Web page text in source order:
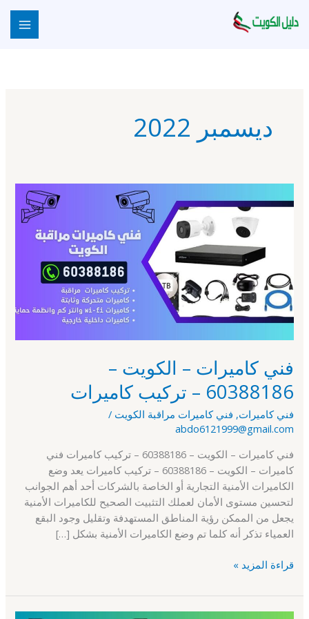
إلى
ديسمبر 2022
فني كاميرات – الكويت –
60388186 – تركيب كاميرات
فني كاميرات, فني كاميرات مراقبة الكويت /
abdo6121999@gmail.com
فني كاميرات – الكويت – 60388186 – تركيب كاميرات فني
كاميرات – الكويت – 60388186 – تركيب كاميرات يعد وضع
الكاميرات الأمنية التجارية أو الخاصة بالشركات أحد أهم الجوانب
لتحسين مستوى الأمان لعملك التثبيت الصحيح للكاميرات الأمنية
يجعل من الممكن رؤية المناطق المستهدفة وتقليل وجود البقع
العمياء تذكر أنه كلما تم وضع الكاميرات الأمنية بشكل […]
كاميرات
–
تركيب
كاميرات
قراءة المزيد »